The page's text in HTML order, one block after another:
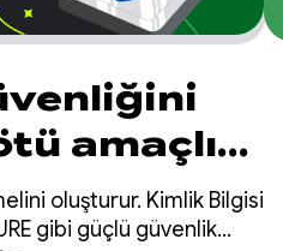
amaçlı
uygulama
oluşturur. Kimlik Bilgisi
gibi güçlü güvenlik